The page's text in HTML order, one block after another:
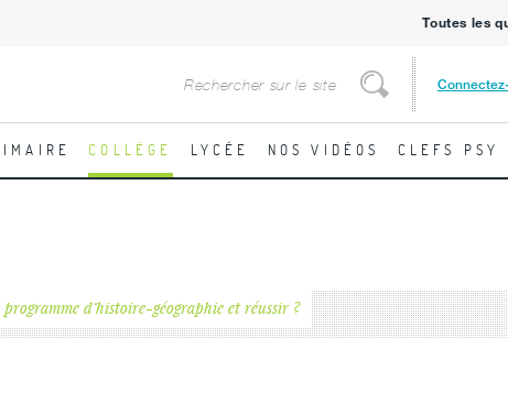
Toutes les
Rechercher
COLLÈGE LYCÉE NOS VIDÉOS CLEFS PSY
d’histoire-géographie et réussir ?